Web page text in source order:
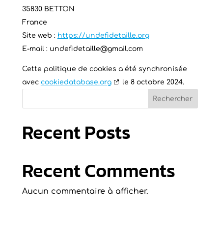
35830 BETTON
France
Site web : https://undefidetaille.org
E-mail : undefidetaille@gmail.com
Cette politique de cookies a été synchronisée
avec cookiedatabase.org le 8 octobre 2024.
Rechercher
Recent Posts
Recent Comments
Aucun commentaire à afficher.